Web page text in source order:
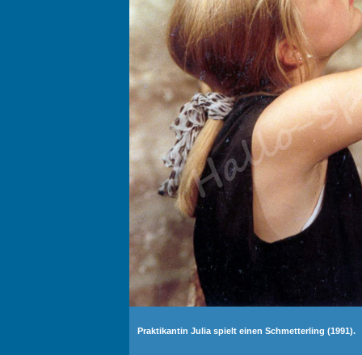
Praktikantin Julia spielt einen Schmetterling (1991).